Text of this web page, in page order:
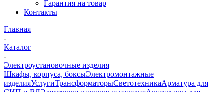
Гарантия на товар
Контакты
Главная
-
Каталог
-
Электроустановочные изделия
Шкафы, корпуса, боксыЭлектромонтажные
изделияУслугиТрансформаторыСветотехникаАрматура для